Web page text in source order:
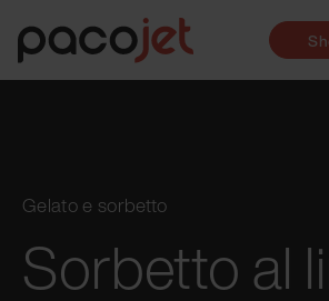
Gelato e sorbetto
Sorbetto al